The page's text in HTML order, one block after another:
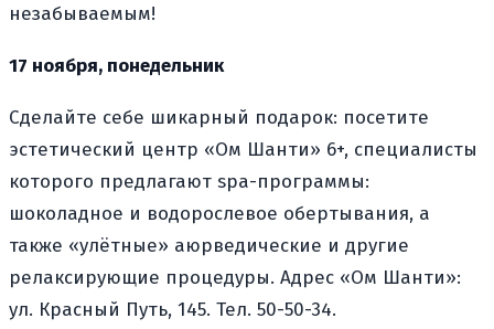
незабываемым!
17 ноября, понедельник
Сделайте себе шикарный подарок: посетите
эстетический центр «Ом Шанти» 6+, специалисты
которого предлагают spa-программы:
шоколадное и водорослевое обертывания, а
также «улётные» аюрведические и другие
релаксирующие процедуры. Адрес «Ом Шанти»:
ул. Красный Путь, 145. Тел. 50-50-34.